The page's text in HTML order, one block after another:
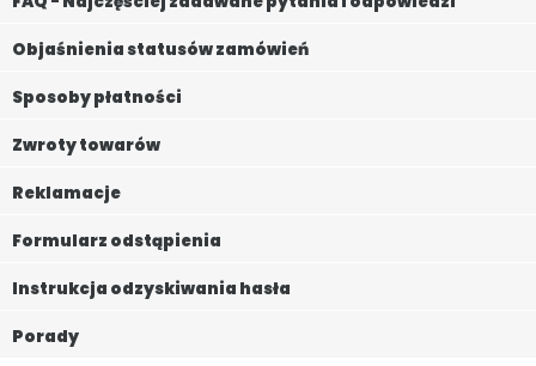
Objaśnienia statusów zamówień
Sposoby płatności
Zwroty towarów
Reklamacje
Formularz odstąpienia
Instrukcja odzyskiwania hasła
Porady